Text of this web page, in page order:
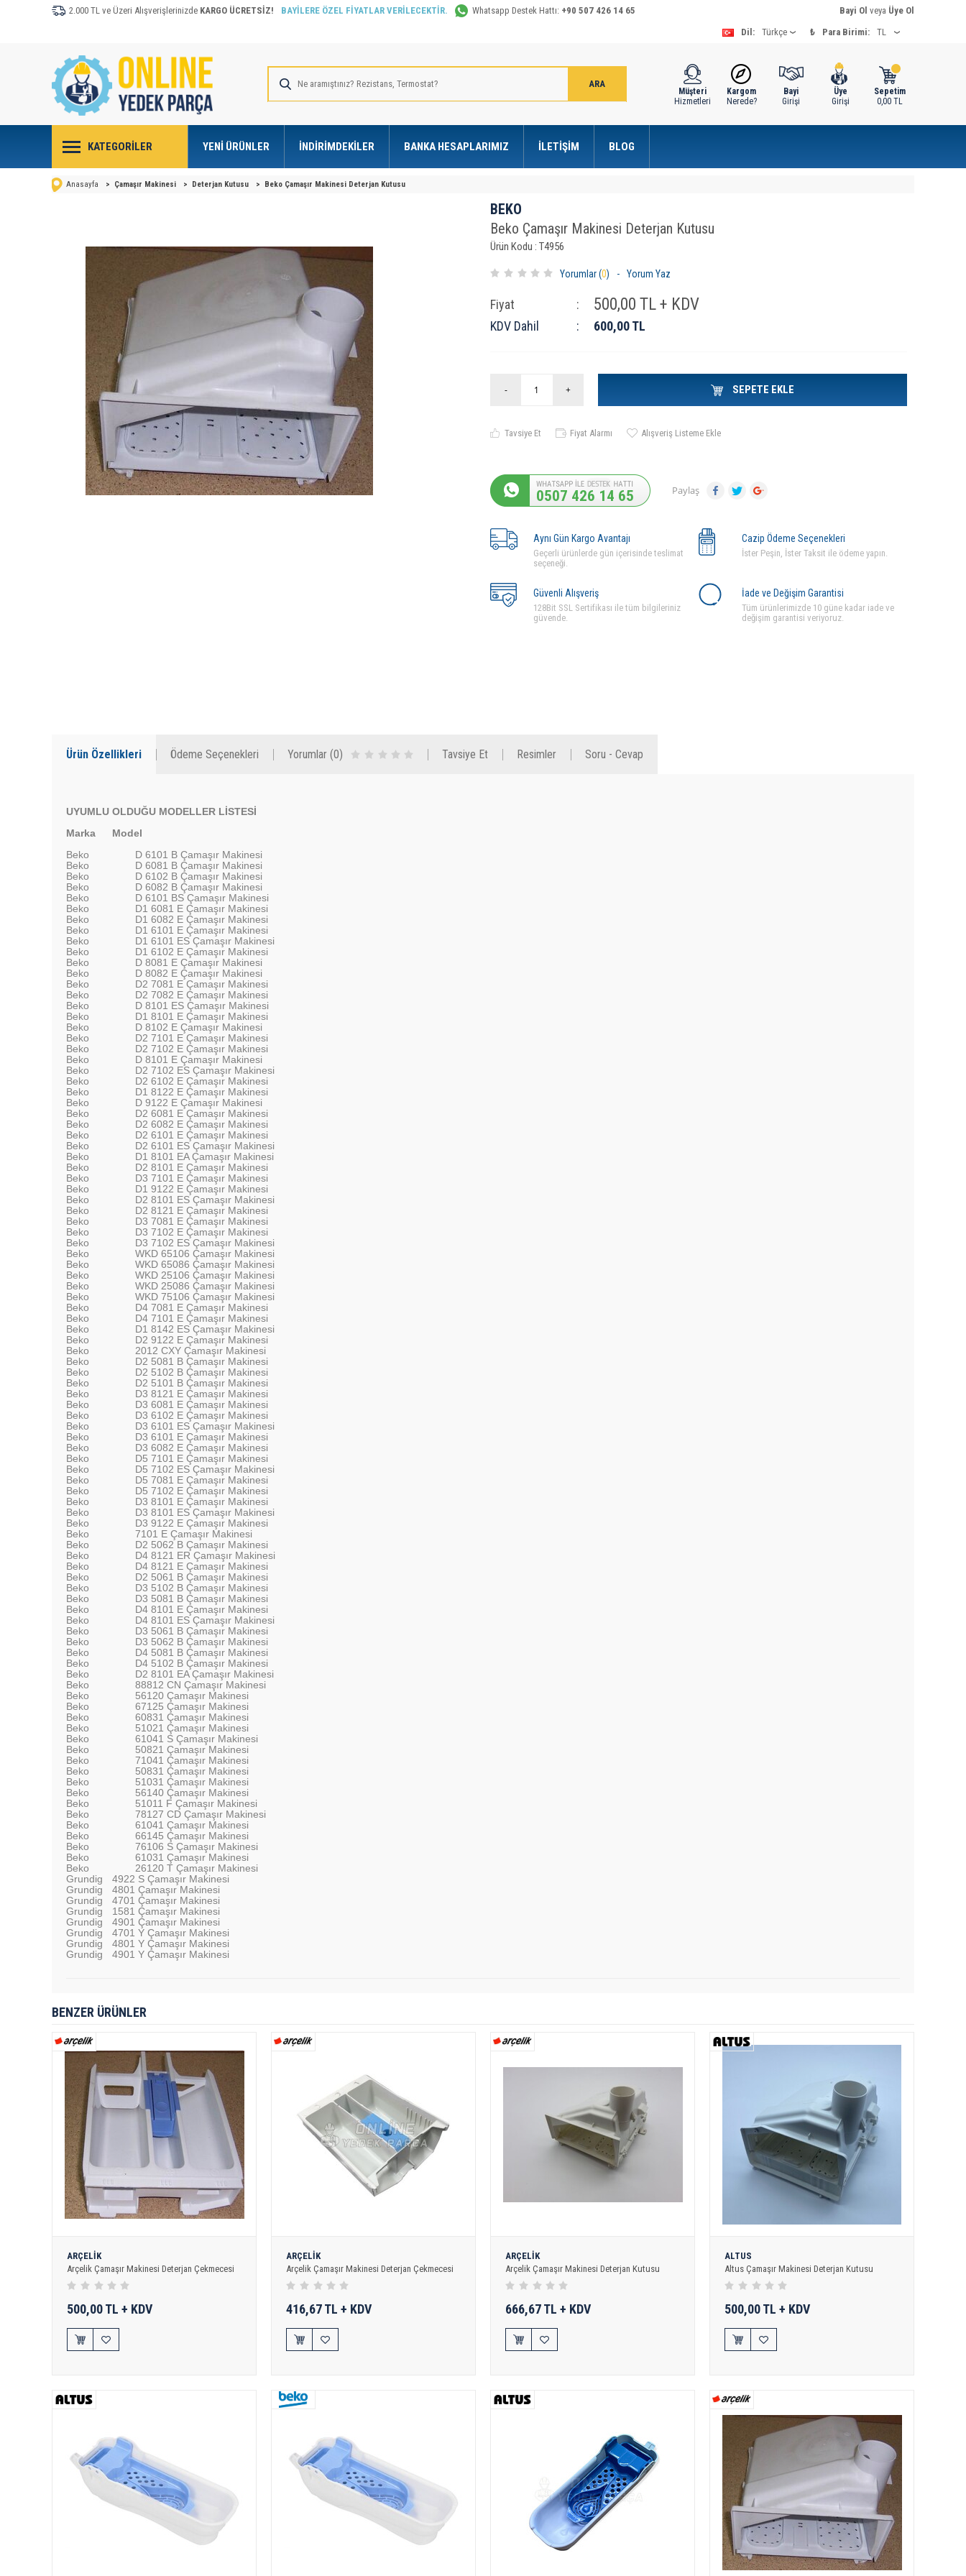
2.000 TL ve Üzeri Alışverişlerinizde KARGO ÜCRETSİZ! BAYİLERE ÖZEL FİYATLAR VERİLECEKTİR. Whatsapp Destek Hattı: +90 507 426 14 65 Bayi Ol veya Üye Ol
Dil:
₺ Para Birimi:
Sepetim
0,00TL
Üye
Girişi
Bayi
Girişi
Kargom
Nerede?
Müşteri
Hizmetleri
KATEGORILER YENI ÜRÜNLER İNDIRIMDEKILER BANKA HESAPLARIMIZ İLETIŞIM BLOG
Anasayfa > Çamaşır Makinesi > Deterjan Kutusu > Beko Çamaşır Makinesi Deterjan Kutusu
BEKO
Beko Çamaşır Makinesi Deterjan Kutusu
Ürün Kodu : T4956
Yorumlar (0) - Yorum Yaz
Fiyat : 500,00 TL + KDV
KDV Dahil : 600,00TL
- + SEPETE EKLE
Tavsiye Et Fiyat Alarmı Alışveriş Listeme Ekle
0507 426 14 65 Paylaş
Aynı Gün Kargo Avantajı
Geçerli ürünlerde gün içerisinde teslimat
seçeneği.
Cazip Ödeme Seçenekleri
İster Peşin, İster Taksit ile ödeme yapın.
Güvenli Alışveriş
128Bit SSL Sertifikası ile tüm bilgileriniz
güvende.
İade ve Değişim Garantisi
Tüm ürünlerimizde 10 güne kadar iade ve
değişim garantisi veriyoruz.
Ürün Özellikleri Ödeme Seçenekleri Yorumlar (0) Tavsiye Et Resimler Soru - Cevap
UYUMLU OLDUĞU MODELLER LİSTESİ
Marka
Model
Beko
D 6101 B Çamaşır Makinesi
Beko
D 6081 B Çamaşır Makinesi
Beko
D 6102 B Çamaşır Makinesi
Beko
D 6082 B Çamaşır Makinesi
Beko
D 6101 BS Çamaşır Makinesi
Beko
D1 6081 E Çamaşır Makinesi
Beko
D1 6082 E Çamaşır Makinesi
Beko
D1 6101 E Çamaşır Makinesi
Beko
D1 6101 ES Çamaşır Makinesi
Beko
D1 6102 E Çamaşır Makinesi
Beko
D 8081 E Çamaşır Makinesi
Beko
D 8082 E Çamaşır Makinesi
Beko
D2 7081 E Çamaşır Makinesi
Beko
D2 7082 E Çamaşır Makinesi
Beko
D 8101 ES Çamaşır Makinesi
Beko
D1 8101 E Çamaşır Makinesi
Beko
D 8102 E Çamaşır Makinesi
Beko
D2 7101 E Çamaşır Makinesi
Beko
D2 7102 E Çamaşır Makinesi
Beko
D 8101 E Çamaşır Makinesi
Beko
D2 7102 ES Çamaşır Makinesi
Beko
D2 6102 E Çamaşır Makinesi
Beko
D1 8122 E Çamaşır Makinesi
Beko
D 9122 E Çamaşır Makinesi
Beko
D2 6081 E Çamaşır Makinesi
Beko
D2 6082 E Çamaşır Makinesi
Beko
D2 6101 E Çamaşır Makinesi
Beko
D2 6101 ES Çamaşır Makinesi
Beko
D1 8101 EA Çamaşır Makinesi
Beko
D2 8101 E Çamaşır Makinesi
Beko
D3 7101 E Çamaşır Makinesi
Beko
D1 9122 E Çamaşır Makinesi
Beko
D2 8101 ES Çamaşır Makinesi
Beko
D2 8121 E Çamaşır Makinesi
Beko
D3 7081 E Çamaşır Makinesi
Beko
D3 7102 E Çamaşır Makinesi
Beko
D3 7102 ES Çamaşır Makinesi
Beko
WKD 65106 Çamaşır Makinesi
Beko
WKD 65086 Çamaşır Makinesi
Beko
WKD 25106 Çamaşır Makinesi
Beko
WKD 25086 Çamaşır Makinesi
Beko
WKD 75106 Çamaşır Makinesi
Beko
D4 7081 E Çamaşır Makinesi
Beko
D4 7101 E Çamaşır Makinesi
Beko
D1 8142 ES Çamaşır Makinesi
Beko
D2 9122 E Çamaşır Makinesi
Beko
2012 CXY Çamaşır Makinesi
Beko
D2 5081 B Çamaşır Makinesi
Beko
D2 5102 B Çamaşır Makinesi
Beko
D2 5101 B Çamaşır Makinesi
Beko
D3 8121 E Çamaşır Makinesi
Beko
D3 6081 E Çamaşır Makinesi
Beko
D3 6102 E Çamaşır Makinesi
Beko
D3 6101 ES Çamaşır Makinesi
Beko
D3 6101 E Çamaşır Makinesi
Beko
D3 6082 E Çamaşır Makinesi
Beko
D5 7101 E Çamaşır Makinesi
Beko
D5 7102 ES Çamaşır Makinesi
Beko
D5 7081 E Çamaşır Makinesi
Beko
D5 7102 E Çamaşır Makinesi
Beko
D3 8101 E Çamaşır Makinesi
Beko
D3 8101 ES Çamaşır Makinesi
Beko
D3 9122 E Çamaşır Makinesi
Beko
7101 E Çamaşır Makinesi
Beko
D2 5062 B Çamaşır Makinesi
Beko
D4 8121 ER Çamaşır Makinesi
Beko
D4 8121 E Çamaşır Makinesi
Beko
D2 5061 B Çamaşır Makinesi
Beko
D3 5102 B Çamaşır Makinesi
Beko
D3 5081 B Çamaşır Makinesi
Beko
D4 8101 E Çamaşır Makinesi
Beko
D4 8101 ES Çamaşır Makinesi
Beko
D3 5061 B Çamaşır Makinesi
Beko
D3 5062 B Çamaşır Makinesi
Beko
D4 5081 B Çamaşır Makinesi
Beko
D4 5102 B Çamaşır Makinesi
Beko
D2 8101 EA Çamaşır Makinesi
Beko
88812 CN Çamaşır Makinesi
Beko
56120 Çamaşır Makinesi
Beko
67125 Çamaşır Makinesi
Beko
60831 Çamaşır Makinesi
Beko
51021 Çamaşır Makinesi
Beko
61041 S Çamaşır Makinesi
Beko
50821 Çamaşır Makinesi
Beko
71041 Çamaşır Makinesi
Beko
50831 Çamaşır Makinesi
Beko
51031 Çamaşır Makinesi
Beko
56140 Çamaşır Makinesi
Beko
51011 F Çamaşır Makinesi
Beko
78127 CD Çamaşır Makinesi
Beko
61041 Çamaşır Makinesi
Beko
66145 Çamaşır Makinesi
Beko
76106 S Çamaşır Makinesi
Beko
61031 Çamaşır Makinesi
Beko
26120 T Çamaşır Makinesi
Grundig
4922 S Çamaşır Makinesi
Grundig
4801 Çamaşır Makinesi
Grundig
4701 Çamaşır Makinesi
Grundig
1581 Çamaşır Makinesi
Grundig
4901 Çamaşır Makinesi
Grundig
4701 Y Çamaşır Makinesi
Grundig
4801 Y Çamaşır Makinesi
Grundig
4901 Y Çamaşır Makinesi
BENZER ÜRÜNLER
ARÇELİK
Arçelik Çamaşır Makinesi Deterjan Çekmecesi
500,00 TL + KDV
ARÇELİK
Arçelik Çamaşır Makinesi Deterjan Çekmecesi
416,67 TL + KDV
ARÇELİK
Arçelik Çamaşır Makinesi Deterjan Kutusu
666,67 TL + KDV
ALTUS
Altus Çamaşır Makinesi Deterjan Kutusu
500,00 TL + KDV